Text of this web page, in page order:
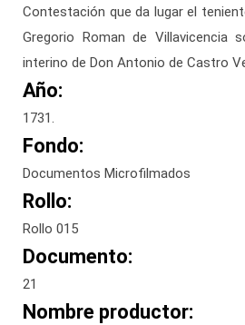
Contestación que da lugar el
Gregorio Roman de Villavicencia
interino de Don Antonio de Castro
Año:
1731.
Fondo:
Documentos Microfilmados
Rollo:
Rollo 015
Documento:
21
Nombre productor: